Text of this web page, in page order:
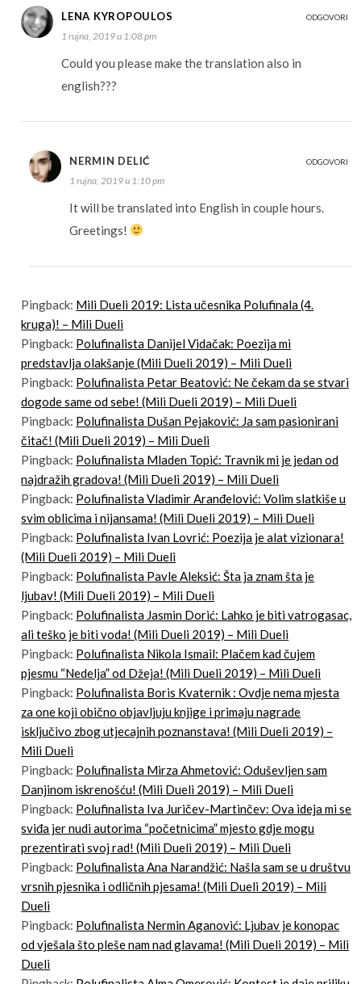
LENA KYROPOULOS
1 rujna, 2019 u 1:08 pm
Could you please make the translation also in
english???
ODGOVORI
NERMIN DELIĆ
1 rujna, 2019 u 1:10 pm
It will be translated into English in couple hours.
Greetings!
ODGOVORI
Pingback: Mili Dueli 2019: Lista učesnika Polufinala (4.
kruga)! – Mili Dueli
Pingback: Polufinalista Danijel Vidačak: Poezija mi
predstavlja olakšanje (Mili Dueli 2019) – Mili Dueli
Pingback: Polufinalista Petar Beatović: Ne čekam da se stvari
dogode same od sebe! (Mili Dueli 2019) – Mili Dueli
Pingback: Polufinalista Dušan Pejaković: Ja sam pasionirani
čitač! (Mili Dueli 2019) – Mili Dueli
Pingback: Polufinalista Mladen Topić: Travnik mi je jedan od
najdražih gradova! (Mili Dueli 2019) – Mili Dueli
Pingback: Polufinalista Vladimir Aranđelović: Volim slatkiše u
svim oblicima i nijansama! (Mili Dueli 2019) – Mili Dueli
Pingback: Polufinalista Ivan Lovrić: Poezija je alat vizionara!
(Mili Dueli 2019) – Mili Dueli
Pingback: Polufinalista Pavle Aleksić: Šta ja znam šta je
ljubav! (Mili Dueli 2019) – Mili Dueli
Pingback: Polufinalista Jasmin Dorić: Lahko je biti vatrogasac,
ali teško je biti voda! (Mili Dueli 2019) – Mili Dueli
Pingback: Polufinalista Nikola Ismail: Plačem kad čujem
pjesmu “Nedelja” od Džeja! (Mili Dueli 2019) – Mili Dueli
Pingback: Polufinalista Boris Kvaternik : Ovdje nema mjesta
za one koji obično objavljuju knjige i primaju nagrade
isključivo zbog utjecajnih poznanstava! (Mili Dueli 2019) –
Mili Dueli
Pingback: Polufinalista Mirza Ahmetović: Oduševljen sam
Danjinom iskrenošću! (Mili Dueli 2019) – Mili Dueli
Pingback: Polufinalista Iva Juričev-Martinčev: Ova ideja mi se
sviđa jer nudi autorima “početnicima” mjesto gdje mogu
prezentirati svoj rad! (Mili Dueli 2019) – Mili Dueli
Pingback: Polufinalista Ana Narandžić: Našla sam se u društvu
vrsnih pjesnika i odličnih pjesama! (Mili Dueli 2019) – Mili
Dueli
Pingback: Polufinalista Nermin Aganović: Ljubav je konopac
od vješala što pleše nam nad glavama! (Mili Dueli 2019) – Mili
Dueli